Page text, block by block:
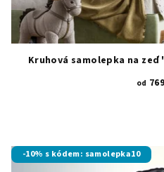
Kruhová samolepka na
od
-10% s kódem: samolepka10